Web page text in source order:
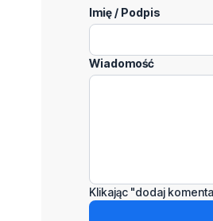
Imię / Podpis
Wiadomość
Klikając "dodaj